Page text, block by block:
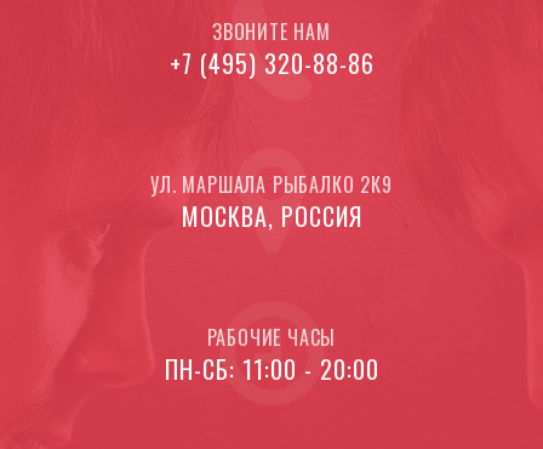
ЗВОНИТЕ НАМ
+7 (495) 320-88-86
УЛ. МАРШАЛА РЫБАЛКО 2К9
МОСКВА, РОССИЯ
РАБОЧИЕ ЧАСЫ
ПН-СБ: 11:00 - 20:00